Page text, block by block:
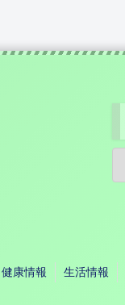
健康情報 生活情報